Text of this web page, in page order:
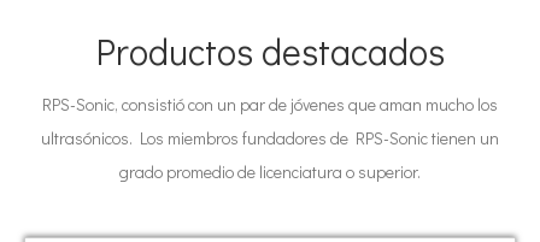
Productos destacados
RPS-Sonic, consistió con un par de jóvenes que aman mucho los
ultrasónicos. Los miembros fundadores de RPS-Sonic tienen un
grado promedio de licenciatura o superior.